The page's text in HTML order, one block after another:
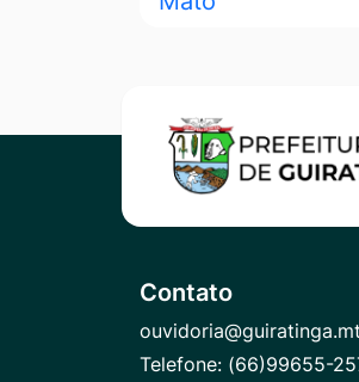
Contato
Telefone: (66)99655-